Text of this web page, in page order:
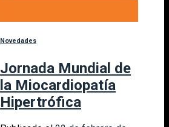
Novedades
Jornada Mundial de
la Miocardiopatía
Hipertrófica